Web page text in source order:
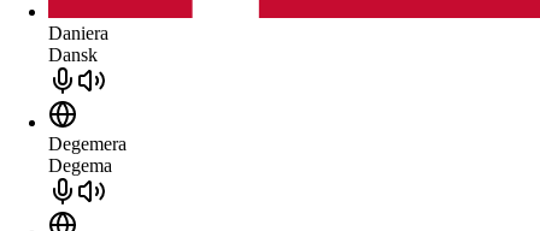
Daniera
Dansk
Degemera
Degema